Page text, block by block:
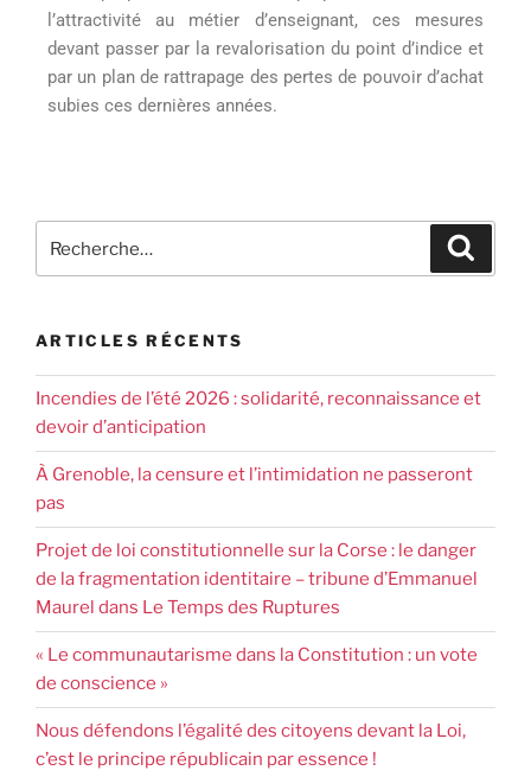
l’attractivité au métier d’enseignant, ces mesures
devant passer par la revalorisation du point d’indice et
par un plan de rattrapage des pertes de pouvoir d’achat
subies ces dernières années.
ARTICLES RÉCENTS
Incendies de l’été 2026 : solidarité, reconnaissance et
devoir d’anticipation
À Grenoble, la censure et l’intimidation ne passeront
pas
Projet de loi constitutionnelle sur la Corse : le danger
de la fragmentation identitaire – tribune d’Emmanuel
Maurel dans Le Temps des Ruptures
« Le communautarisme dans la Constitution : un vote
de conscience »
Nous défendons l’égalité des citoyens devant la Loi,
c’est le principe républicain par essence !